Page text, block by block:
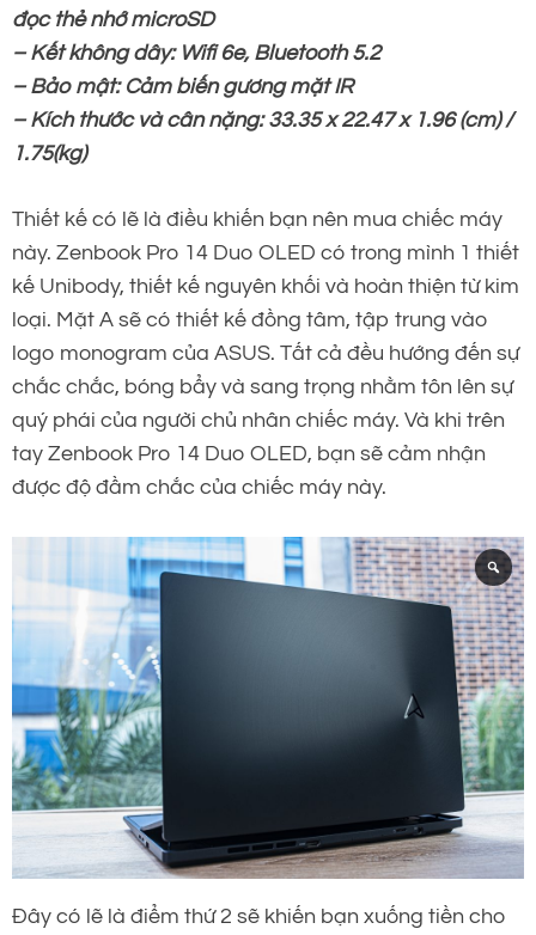
đọc thẻ nhớ microSD
– Kết không dây: Wifi 6e, Bluetooth 5.2
– Bảo mật: Cảm biến gương mặt IR
– Kích thước và cân nặng: 33.35 x 22.47 x 1.96 (cm) /
1.75(kg)
Thiết kế có lẽ là điều khiến bạn nên mua chiếc máy
này. Zenbook Pro 14 Duo OLED có trong mình 1 thiết
kế Unibody, thiết kế nguyên khối và hoàn thiện từ kim
loại. Mặt A sẽ có thiết kế đồng tâm, tập trung vào
logo monogram của ASUS. Tất cả đều hướng đến sự
chắc chắc, bóng bẩy và sang trọng nhằm tôn lên sự
quý phái của người chủ nhân chiếc máy. Và khi trên
tay Zenbook Pro 14 Duo OLED, bạn sẽ cảm nhận
được độ đầm chắc của chiếc máy này.
Đây có lẽ là điểm thứ 2 sẽ khiến bạn xuống tiền cho